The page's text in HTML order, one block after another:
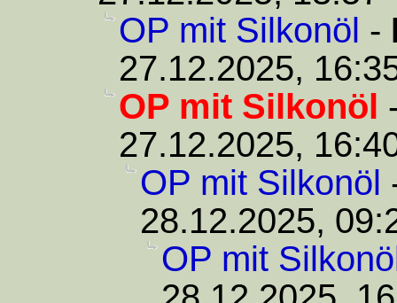
OP mit Silkonöl -
27.12.2025,
OP mit Silkonöl
27.12.2025,
OP mit Silkonöl
28.12.2025,
OP mit